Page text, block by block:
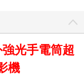
光手電筒超
機